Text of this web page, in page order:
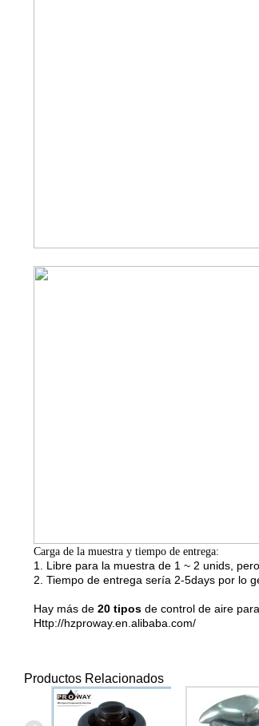
Carga de la muestra y tiempo de entrega:
1. Libre para la muestra de 1 ~ 2 unids,
2. Tiempo de entrega sería 2-5days por lo
Hay más de 20 tipos de control de aire
Http://hzproway.en.alibaba.com/
Productos Relacionados